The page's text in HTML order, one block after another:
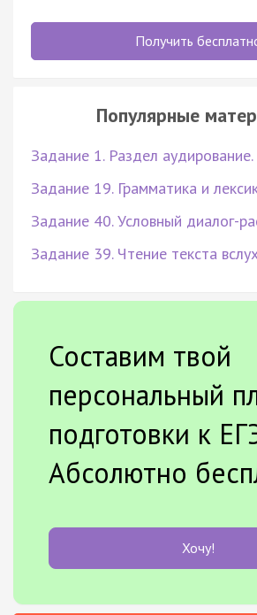
Получить
Популярные
Задание 1. Раздел
Задание 19. Грамматика и
Задание 40. Условный диалог-
Задание 39. Чтение текста
Составим твой
персональный
подготовки к
Абсолютно
Хочу!